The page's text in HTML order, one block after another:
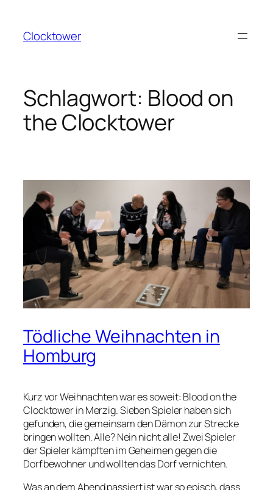
springen
Clocktower
Schlagwort: Blood on
the Clocktower
Tödliche Weihnachten in
Homburg
Kurz vor Weihnachten war es soweit: Blood on the
Clocktower in Merzig. Sieben Spieler haben sich
gefunden, die gemeinsam den Dämon zur Strecke
bringen wollten. Alle? Nein nicht alle! Zwei Spieler
der Spieler kämpften im Geheimen gegen die
Dorfbewohner und wollten das Dorf vernichten.
Was an dem Abend passiert ist war so episch, dass